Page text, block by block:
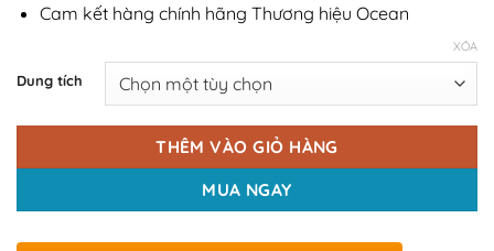
Cam kết hàng chính hãng Thương hiệu Ocean
Dung tích
XÓA
THÊM VÀO GIỎ HÀNG
MUA NGAY